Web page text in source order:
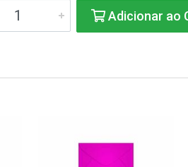
Adicionar ao